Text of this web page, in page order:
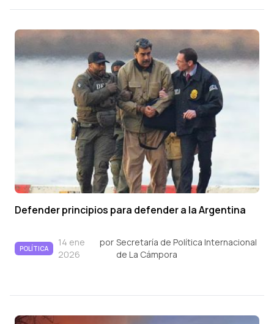
Defender principios para defender a la Argentina
POLÍTICA
14 ene
2026
por Secretaría de Política Internacional
de La Cámpora